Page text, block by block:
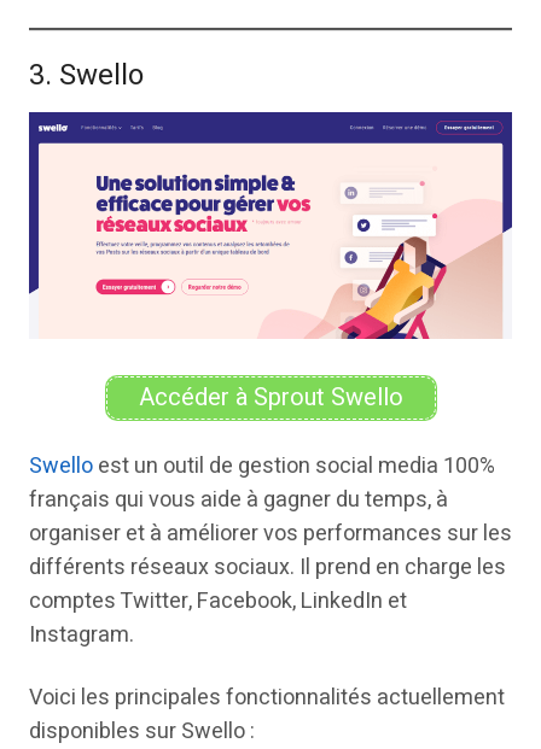
3. Swello
Accéder à Sprout Swello
Swelloest un outil de gestion social media 100%
français qui vous aide à gagner du temps, à
organiser et à améliorer vos performances sur les
différents réseaux sociaux. Il prend en charge les
comptes Twitter, Facebook, LinkedIn et
Instagram.
Voici les principales fonctionnalités actuellement
disponibles sur Swello :